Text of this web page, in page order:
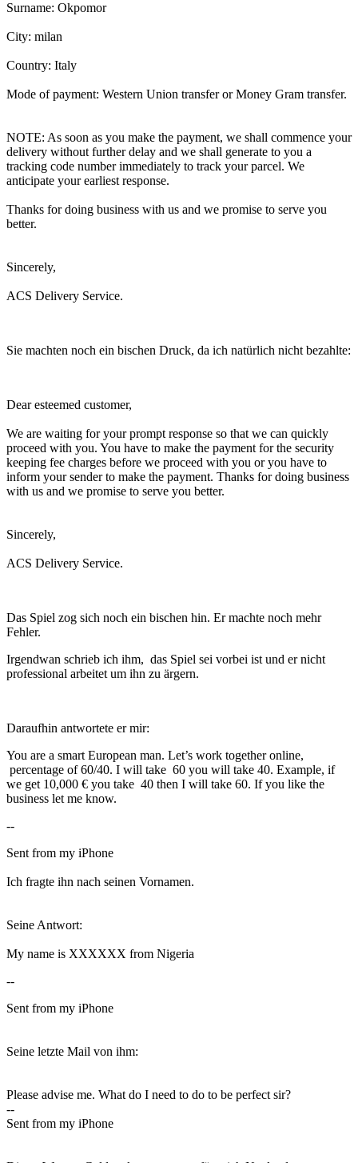
Surname: Okpomor
City: milan
Country: Italy
Mode of payment: Western Union transfer or Money Gram transfer.
NOTE: As soon as you make the payment, we shall commence your
delivery without further delay and we shall generate to you a
tracking code number immediately to track your parcel. We
anticipate your earliest response.
Thanks for doing business with us and we promise to serve you
better.
Sincerely,
ACS Delivery Service.
Sie machten noch ein bischen Druck, da ich natürlich nicht bezahlte:
Dear esteemed customer,
We are waiting for your prompt response so that we can quickly
proceed with you. You have to make the payment for the security
keeping fee charges before we proceed with you or you have to
inform your sender to make the payment. Thanks for doing business
with us and we promise to serve you better.
Sincerely,
ACS Delivery Service.
Das Spiel zog sich noch ein bischen hin. Er machte noch mehr
Fehler.
Irgendwan schrieb ich ihm, das Spiel sei vorbei ist und er nicht
professional arbeitet um ihn zu ärgern.
Daraufhin antwortete er mir:
You are a smart European man. Let’s work together online,
percentage of 60/40. I will take 60 you will take 40. Example, if
we get 10,000 € you take 40 then I will take 60. If you like the
business let me know.
--
Sent from my iPhone
Ich fragte ihn nach seinen Vornamen.
Seine Antwort:
My name is XXXXXX from Nigeria
--
Sent from my iPhone
Seine letzte Mail von ihm:
Please advise me. What do I need to do to be perfect sir?
--
Sent from my iPhone